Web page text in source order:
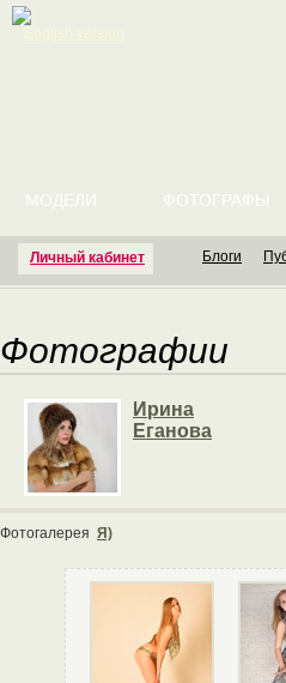
Личный кабинет
МОДЕЛИ ФОТОГРАФЫ
Блоги
Фотографии
Ирина
Еганова
Фотогалерея Я)